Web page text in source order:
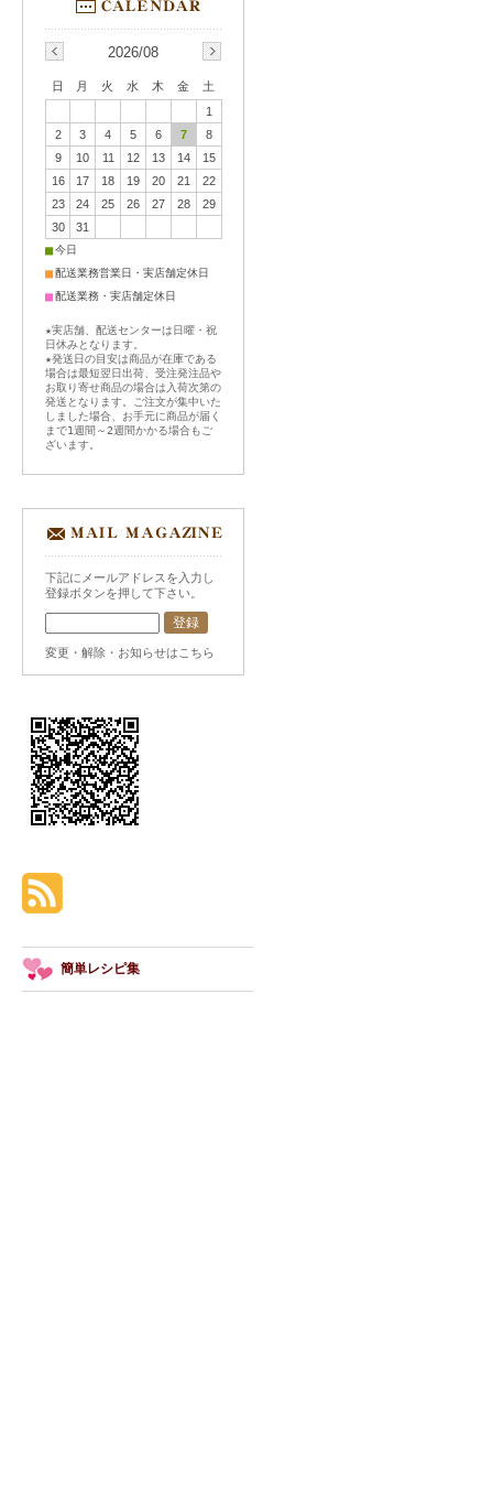
2026/08
日 月 火 水 木 金
土
1
2
3 4 5 6 7
8
9
10 11 12 13 14
15
16
17 18 19 20 21
22
23
24 25 26 27 28
29
30
31
■今日
■配送業務営業日・実店舗定休日
■配送業務・実店舗定休日
★実店舗、配送センターは日曜・祝
日休みとなります。
★発送日の目安は商品が在庫である
場合は最短翌日出荷、受注発注品や
お取り寄せ商品の場合は入荷次第の
発送となります。ご注文が集中いた
しました場合、お手元に商品が届く
まで1週間～2週間かかる場合もご
ざいます。
下記にメールアドレスを入力し
登録ボタンを押して下さい。
変更・解除・お知らせはこちら
簡単レシピ集